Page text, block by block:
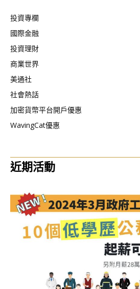
投資專欄
國際金融
投資理財
商業世界
美通社
社會熱話
加密貨幣平台開戶優惠
WavingCat優惠
近期活動